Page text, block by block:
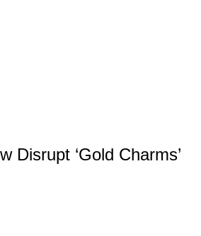
Disrupt ‘Gold Charms’